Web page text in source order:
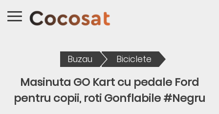
Buzau Biciclete
Masinuta GO Kart cu pedale Ford
pentru copii, roti Gonflabile #Negru